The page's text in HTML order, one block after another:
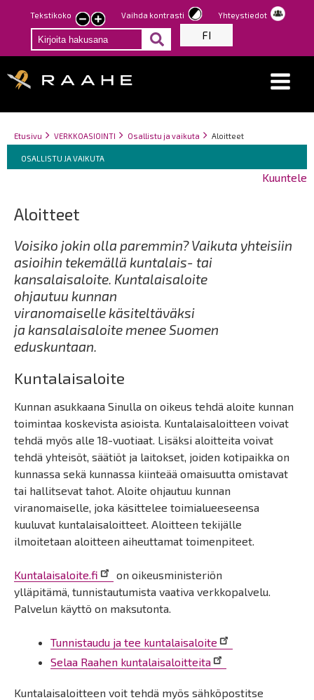
Hyppää
pääsisältöön
Tekstikoko
Pienennä
tekstin
kokoa
Suurenna
tekstin
kokoa
Vaihda kontrasti Yhteystiedot
FI
Breadcrumbs
You
here:
Etusivu VERKKOASIOINTI Osallistu ja vaikuta Aloitteet
Breadcrumbs
You
are
OSALLISTU JA VAIKUTA
Kuuntele
Aloitteet
Voisiko jokin olla paremmin? Vaikuta yhteisiin
asioihin tekemällä kuntalais- tai
kansalaisaloite. Kuntalaisaloite
ohjautuu kunnan
viranomaiselle käsiteltäväksi
ja kansalaisaloite menee Suomen
eduskuntaan.
Kuntalaisaloite
Kunnan asukkaana Sinulla on oikeus tehdä aloite kunnan
toimintaa koskevista asioista. Kuntalaisaloitteen voivat
tehdä myös alle 18-vuotiaat. Lisäksi aloitteita voivat
tehdä yhteisöt, säätiöt ja laitokset, joiden kotipaikka on
kunnassa sekä kunnassa kiinteää omaisuutta omistavat
tai hallitsevat tahot. Aloite ohjautuu kunnan
viranomaiselle, joka käsittelee toimialueeseensa
kuuluvat kuntalaisaloitteet. Aloitteen tekijälle
ilmoitetaan aloitteen aiheuttamat toimenpiteet.
Kuntalaisaloite.fi
on oikeusministeriön
ylläpitämä, tunnistautumista vaativa verkkopalvelu.
Palvelun käyttö on maksutonta.
Tunnistaudu ja tee kuntalaisaloite
Selaa Raahen kuntalaisaloitteita
Kuntalaisaloitteen voit tehdä myös sähköpostitse